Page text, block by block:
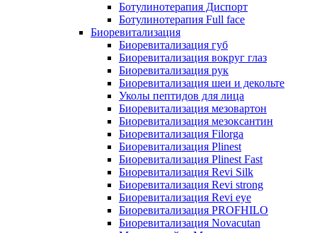
Ботулинотерапия Диспорт
Ботулинотерапия Full face
Биоревитализация
Биоревитализация губ
Биоревитализация вокруг глаз
Биоревитализация рук
Биоревитализация шеи и декольте
Уколы пептидов для лица
Биоревитализация мезовартон
Биоревитализация мезоксантин
Биоревитализация Filorga
Биоревитализация Plinest
Биоревитализация Plinest Fast
Биоревитализация Revi Silk
Биоревитализация Revi strong
Биоревитализация Revi eye
Биоревитализация PROFHILO
Биоревитализация Novacutan